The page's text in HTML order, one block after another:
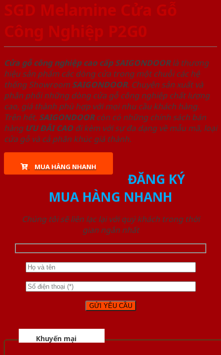
SGD Melamine Cửa Gỗ
Công Nghiệp P2G0
Cửa gỗ công nghiệp cao cấp SAIGONDOORlà thương
hiệu sản phẩm các dòng cửa trong một chuỗi các hệ
thống Showroom SAIGONDOOR. Chuyên sản xuất và
phân phối những dòng cửa gỗ công nghiệp chất lượng
cao, giá thành phù hợp với mọi nhu cầu khách hàng.
Trên hết, SAIGONDOORcòn có những chính sách bán
hàng ƯU ĐÃI CAOđi kèm với sự đa dạng về mẫu mã, loại
cửa gỗ và cả phân khúc giá thành.
MUA HÀNG NHANH
ĐĂNG KÝ
MUA HÀNG NHANH
Chúng tôi sẽ liên lạc lại với quý khách trong thời
gian ngắn nhất
Khuyến mại